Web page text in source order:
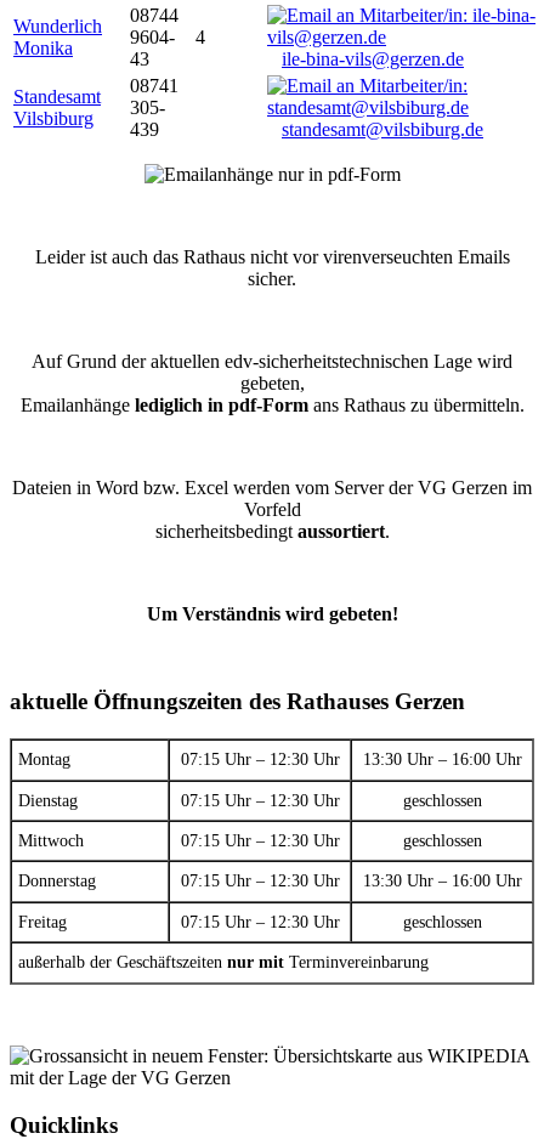
Wunderlich
Monika
08744
9604-
43
4
ile-bina-vils@gerzen.de
Standesamt
Vilsbiburg
08741
305-
439
standesamt@vilsbiburg.de
Leider ist auch das Rathaus nicht vor virenverseuchten Emails
sicher.
Auf Grund der aktuellen edv-sicherheitstechnischen Lage wird
gebeten,
Emailanhänge lediglich in pdf-Formans Rathaus zu übermitteln.
Dateien in Word bzw. Excel werden vom Server der VG Gerzen im
Vorfeld
sicherheitsbedingt aussortiert.
Um Verständnis wird gebeten!
aktuelle Öffnungszeiten des Rathauses Gerzen
Montag 07:15 Uhr – 12:30 Uhr 13:30 Uhr – 16:00 Uhr
Dienstag 07:15 Uhr – 12:30 Uhr geschlossen
Mittwoch 07:15 Uhr – 12:30 Uhr geschlossen
Donnerstag 07:15 Uhr – 12:30 Uhr 13:30 Uhr – 16:00 Uhr
Freitag 07:15 Uhr – 12:30 Uhr geschlossen
außerhalb der Geschäftszeiten nur mit Terminvereinbarung
Quicklinks